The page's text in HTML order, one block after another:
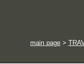
main page >